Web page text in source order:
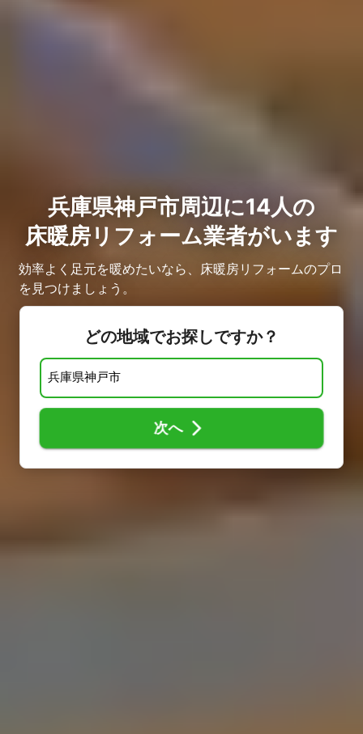
兵庫県神戸市周辺に14人の
床暖房リフォーム業者がいます
効率よく足元を暖めたいなら、床暖房リフォームのプロ
を見つけましょう。
どの地域でお探しですか？
次へ